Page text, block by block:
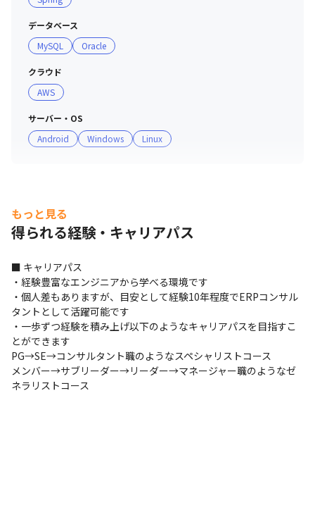
＜CDA制度＞
・エンジニアのキャリアプランと事業の拡大を高次元で融
合することを目指し、CDA制度を導入しています
・技術社員が会社の事業計画を深く理解しながら、一人ひ
とりが明確な目的意識を持って業務を遂行する文化作りを
行っています
のキャリアプランの相談を受け付けています
・年に一度ESアンケートを回収して一人ひとりの声を広
い、社員の声を反映しています
・実際に集まった内容をもとに、開始された取り組みも多
数あります
＜社内相談体制＞
・従業員一人ひとりが活力に満ちて業務に取り組み、パフ
ォーマンスを最大限に発揮できるように、「メンタルヘル
ス」および「ハラスメント」についての相談窓口を設置し
ています
・専門的な知識と経験が豊富な有資格者が相談に対応し、
課題やストレスが大きくなる前に、課題解決もしくはスト
データベース
MySQL
Oracle
クラウド
AWS
サーバー・OS
Android
Windows Linux
もっと見る
得られる経験・キャリアパス
■ キャリアパス
・経験豊富なエンジニアから学べる環境です
・個人差もありますが、目安として経験10年程度でERPコンサル
タントとして活躍可能です
・一歩ずつ経験を積み上げ以下のようなキャリアパスを目指すこ
とができます
PG→SE→コンサルタント職のようなスペシャリストコース
メンバー→サブリーダー→リーダー→マネージャー職のようなゼ
ネラリストコース